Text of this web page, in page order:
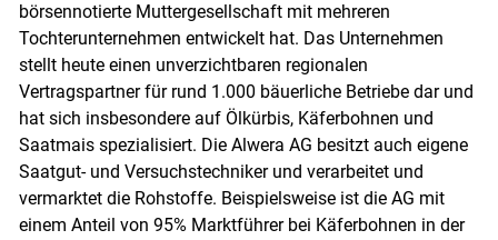
börsennotierte Muttergesellschaft mit mehreren
Tochterunternehmen entwickelt hat. Das Unternehmen
stellt heute einen unverzichtbaren regionalen
Vertragspartner für rund 1.000 bäuerliche Betriebe dar und
hat sich insbesondere auf Ölkürbis, Käferbohnen und
Saatmais spezialisiert. Die Alwera AG besitzt auch eigene
Saatgut- und Versuchstechniker und verarbeitet und
vermarktet die Rohstoffe. Beispielsweise ist die AG mit
einem Anteil von 95% Marktführer bei Käferbohnen in der